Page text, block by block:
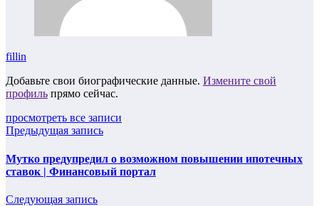
fillin
Добавьте свои биографические данные. Измените свой
профиль прямо сейчас.
просмотреть все записи
Предыдущая запись
Мутко предупредил о возможном повышении ипотечных
ставок | Финансовый портал
Следующая запись